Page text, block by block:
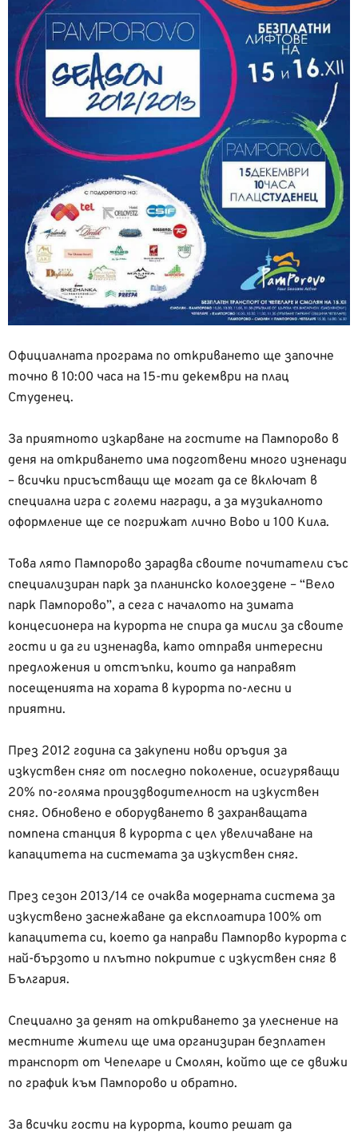
Официалната програма по откриването ще започне
точно в 10:00 часа на 15-ти декември на плац
Студенец.
За приятното изкарване на гостите на Пампорово в
деня на откриването има подготвени много изненади
– всички присъстващи ще могат да се включат в
специална игра с големи награди, а за музикалното
оформление ще се погрижат лично Bobo и 100 Кила.
Това лято Пампорово зарадва своите почитатели със
специализиран парк за планинско колоездене – “Вело
парк Пампорово”, а сега с началото на зимата
концесионера на курорта не спира да мисли за своите
гости и да ги изненадва, като отправя интересни
предложения и отстъпки, които да направят
посещенията на хората в курорта по-лесни и
приятни.
През 2012 година са закупени нови оръдия за
изкуствен сняг от последно поколение, осигуряващи
20% по-голяма произдводителност на изкуствен
сняг. Обновено е оборудването в захранващата
помпена станция в курорта с цел увеличаване на
капацитета на системата за изкуствен сняг.
През сезон 2013/14 се очаква модерната система за
изкуствено заснежаване да експлоатира 100% от
капацитета си, което да направи Пампорво курорта с
най-бързото и плътно покритие с изкуствен сняг в
България.
Специално за денят на откриването за улеснение на
местните жители ще има организиран безплатен
транспорт от Чепеларе и Смолян, който ще се движи
по график към Пампорово и обратно.
За всички гости на курорта, които решат да